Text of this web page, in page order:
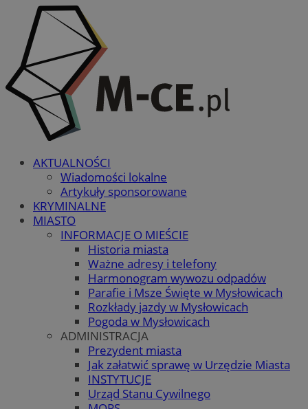
AKTUALNOŚCI
Wiadomości lokalne
Artykuły sponsorowane
KRYMINALNE
MIASTO
INFORMACJE O MIEŚCIE
Historia miasta
Ważne adresy i telefony
Harmonogram wywozu odpadów
Parafie i Msze Święte w Mysłowicach
Rozkłady jazdy w Mysłowicach
Pogoda w Mysłowicach
ADMINISTRACJA
Prezydent miasta
Jak załatwić sprawę w Urzędzie Miasta
INSTYTUCJE
Urząd Stanu Cywilnego